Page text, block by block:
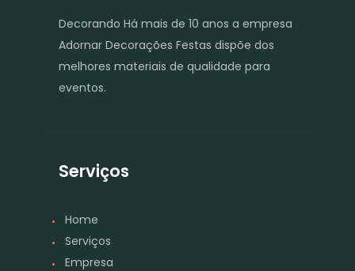
Decorando Há mais de 10 anos a empresa
Adornar Decorações Festas dispõe dos
melhores materiais de qualidade para
eventos.
Serviços
Home
Serviços
Empresa